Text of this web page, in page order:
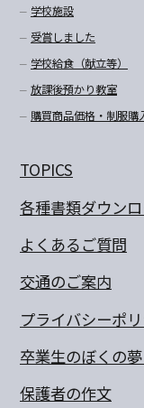
学校施設
受賞しました
学校給食（献立等）
放課後預かり教室
購買商品価格・制服購
TOPICS
各種書類ダウン
よくあるご質問
交通のご案内
プライバシーポ
卒業生のぼくの
保護者の作文